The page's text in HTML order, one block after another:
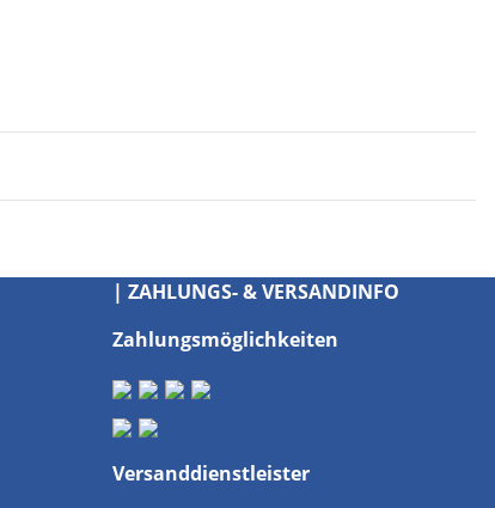
| ZAHLUNGS- & VERSANDINFO
Zahlungsmöglichkeiten
Versanddienstleister